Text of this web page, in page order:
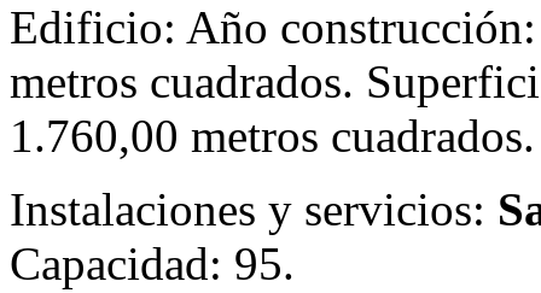
Edificio: Año
metros cuadrados.
1.760,00 metros cuadrados.
Instalaciones y servicios:
Capacidad: 95.